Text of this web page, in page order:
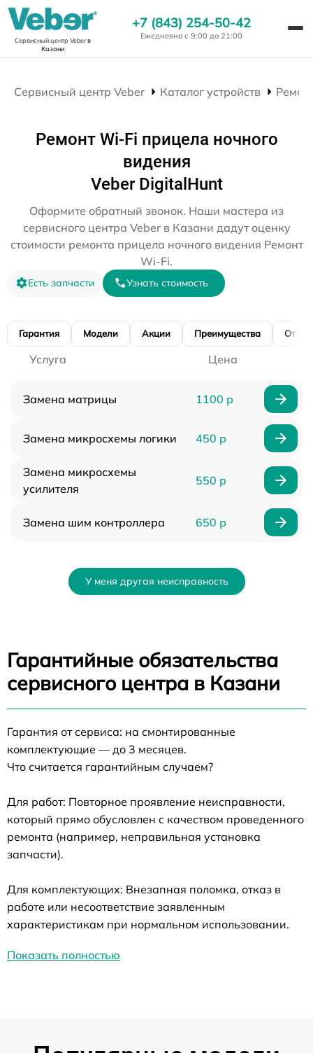
Сервисный центр Veberв
Казани
+7 (843) 254-50-42
Ежедневно с 9:00 до 21:00
Сервисный центр Veber Каталог устройств
Ремонт Wi-Fi прицела ночного
видения
Veber DigitalHunt
Оформите обратный звонок. Наши мастера из
сервисного центра Veber в Казани дадут оценку
стоимости ремонта прицела ночного видения Ремонт
Wi-Fi.
Есть запчасти Узнать стоимость
Гарантия Модели Акции Преимущества
Услуга Цена
Замена матрицы 1100 р
Замена микросхемы логики 450 р
Замена микросхемы
усилителя
550 р
Замена шим контроллера 650 р
У меня другая неисправность
Гарантийные обязательства
сервисного центра в Казани
Гарантия от сервиса: на смонтированные
комплектующие — до 3 месяцев.
Что считается гарантийным случаем?
Для работ: Повторное проявление неисправности,
который прямо обусловлен с качеством проведенного
ремонта (например, неправильная установка
запчасти).
Для комплектующих: Внезапная поломка, отказ в
работе или несоответствие заявленным
характеристикам при нормальном использовании.
Показать полностью